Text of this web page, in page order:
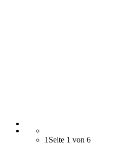
1 Seite 1 von 6